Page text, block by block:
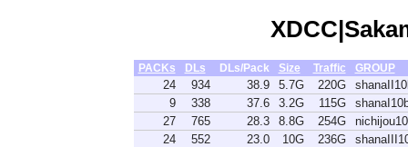
PACKs DLs DLs/Pack Size Traffic GROUP
24 934 38.9 5.7G 220G
9
338 37.6 3.2G 115G
27
765 28.3 8.8G 254G
24
552 23.0 10G 236G